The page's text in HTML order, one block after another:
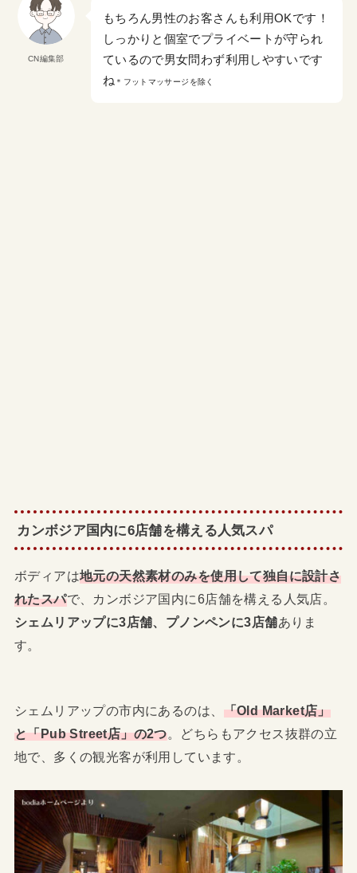
CN編集部
もちろん男性のお客さんも利用OKです！
しっかりと個室でプライベートが守られ
ているので男女問わず利用しやすいです
ね ＊フットマッサージを除く
カンボジア国内に6店舗を構える人気スパ
ボディアは地元の天然素材のみを使用して独自に設計さ
れたスパで、カンボジア国内に6店舗を構える人気店。
シェムリアップに3店舗、プノンペンに3店舗ありま
す。
シェムリアップの市内にあるのは、 「Old Market店」
と「Pub Street店」の2つ 。どちらもアクセス抜群の立
地で、多くの観光客が利用しています。